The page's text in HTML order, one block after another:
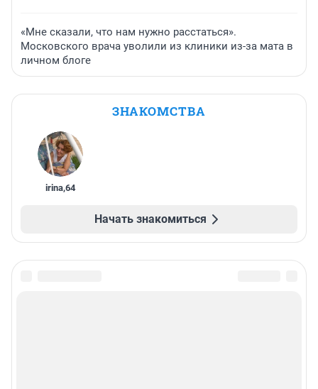
«Мне сказали, что нам нужно расстаться».
Московского врача уволили из клиники из-за мата в
личном блоге
ЗНАКОМСТВА
irina,64
Начать знакомиться